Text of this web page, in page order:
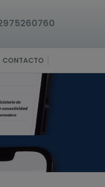
CONTACTO